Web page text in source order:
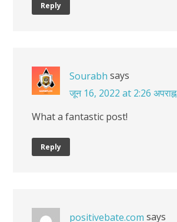
Reply
Sourabh says
जून 16, 2022 at 2:26 अपराह्न
What a fantastic post!
Reply
positivebate.com says